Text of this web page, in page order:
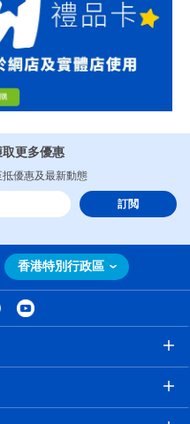
更多優惠
優惠及最新動態
訂閲
香港特別行政區